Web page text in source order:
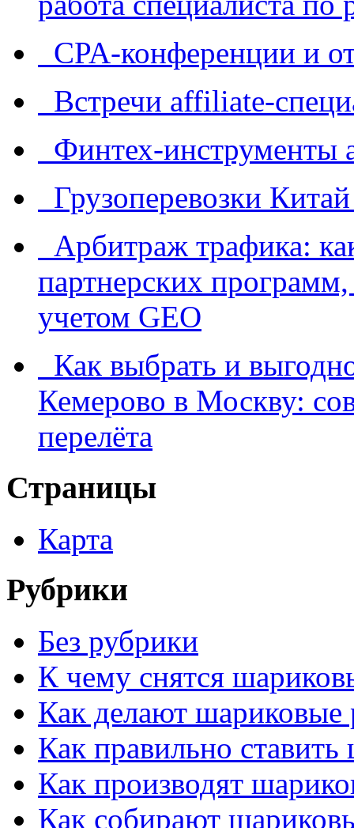
CPA-конференции и
Встречи affiliate-
Финтех-инструменты
Грузоперевозки
Арбитраж трафика:
партнерских
учетом GEO
Как выбрать и
Кемерово в Москву:
перелёта
Страницы
Карта
Рубрики
Без рубрики
К чему снятся
Как делают шариковые
Как правильно
Как производят
Как собирают